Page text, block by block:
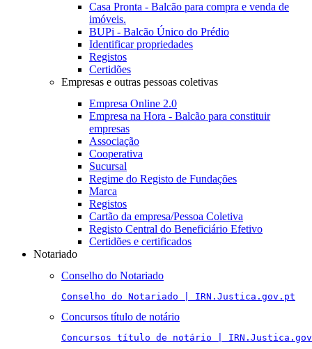
Casa Pronta - Balcão para compra e venda de
imóveis.
BUPi - Balcão Único do Prédio
Identificar propriedades
Registos
Certidões
Empresas e outras pessoas coletivas
Empresa Online 2.0
Empresa na Hora - Balcão para constituir
empresas
Associação
Cooperativa
Sucursal
Regime do Registo de Fundações
Marca
Registos
Cartão da empresa/Pessoa Coletiva
Registo Central do Beneficiário Efetivo
Certidões e certificados
Notariado
Conselho do Notariado
Conselho do Notariado | IRN.Justica.gov.pt
Concursos título de notário
Concursos título de notário |